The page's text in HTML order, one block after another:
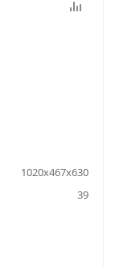
1020х467х630
39